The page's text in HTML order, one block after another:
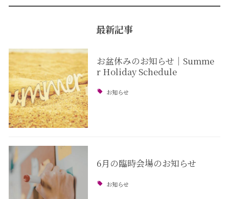
最新記事
お盆休みのお知らせ｜Summe
r Holiday Schedule
お知らせ
6月の臨時会場のお知らせ
お知らせ